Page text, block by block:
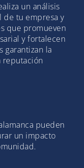
un análisis
tu empresa y
que promueven
y fortalecen
garantizan la
reputación
pueden
un impacto